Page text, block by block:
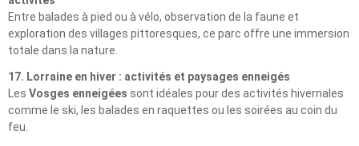
Entre balades à pied ou à vélo, observation de la faune et
exploration des villages pittoresques, ce parc offre une immersion
totale dans la nature.
17. Lorraine en hiver : activités et paysages enneigés
Les Vosges enneigées sont idéales pour des activités hivernales
comme le ski, les balades en raquettes ou les soirées au coin du
feu.